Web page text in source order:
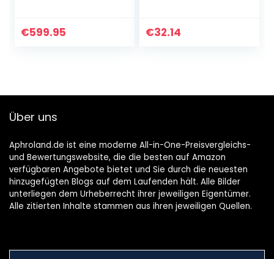
Garantie
€599.95
USB-
Epilierer für
wasserdicht
€32.14
Über uns
Aphroland.de ist eine moderne All-in-One-Preisvergleichs-
und Bewertungswebsite, die die besten auf Amazon
verfügbaren Angebote bietet und Sie durch die neuesten
hinzugefügten Blogs auf dem Laufenden hält. Alle Bilder
unterliegen dem Urheberrecht ihrer jeweiligen Eigentümer.
Alle zitierten Inhalte stammen aus ihren jeweiligen Quellen.